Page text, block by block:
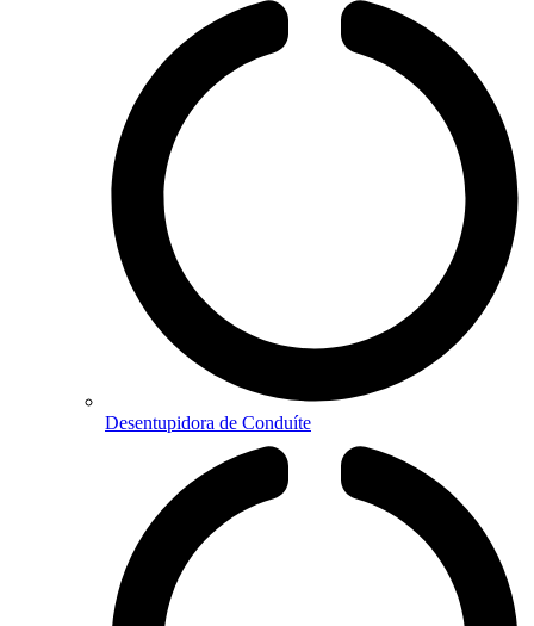
Desentupidora de Conduíte